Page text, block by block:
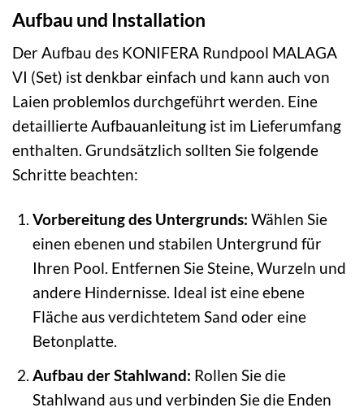
Aufbau und Installation
Der Aufbau des KONIFERA Rundpool MALAGA
VI (Set) ist denkbar einfach und kann auch von
Laien problemlos durchgeführt werden. Eine
detaillierte Aufbauanleitung ist im Lieferumfang
enthalten. Grundsätzlich sollten Sie folgende
Schritte beachten:
Vorbereitung des Untergrunds: Wählen Sie
einen ebenen und stabilen Untergrund für
Ihren Pool. Entfernen Sie Steine, Wurzeln und
andere Hindernisse. Ideal ist eine ebene
Fläche aus verdichtetem Sand oder eine
Betonplatte.
Aufbau der Stahlwand: Rollen Sie die
Stahlwand aus und verbinden Sie die Enden